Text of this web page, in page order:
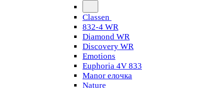
Classen
832-4 WR
Diamond WR
Discovery WR
Emotions
Euphoria 4V 833
Manor елочка
Nature